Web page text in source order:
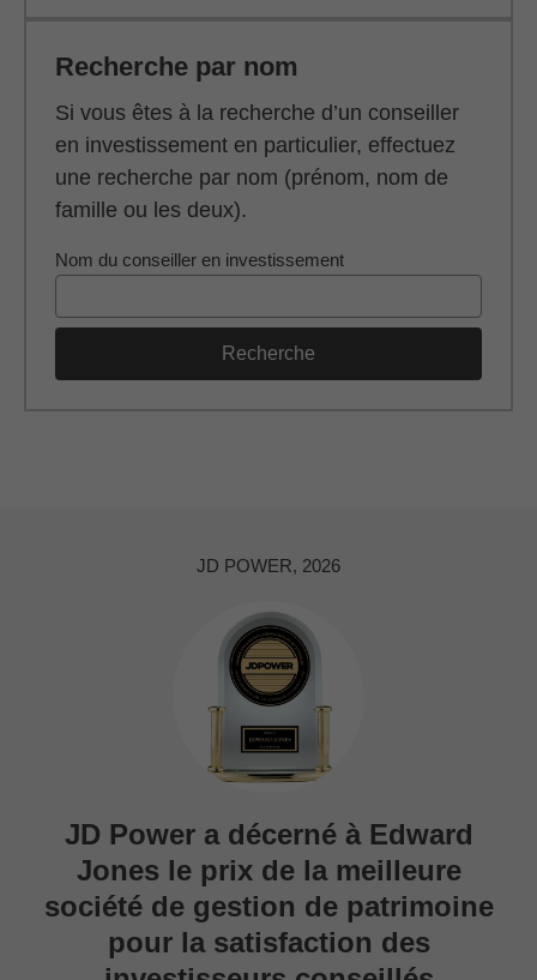
Recherche par nom
Si vous êtes à la recherche d’un conseiller
en investissement en particulier, effectuez
une recherche par nom (prénom, nom de
famille ou les deux).
Nom du conseiller en investissement
Recherche
JD POWER, 2026
JD Power a décerné à Edward
Jones le prix de la meilleure
société de gestion de patrimoine
pour la satisfaction des